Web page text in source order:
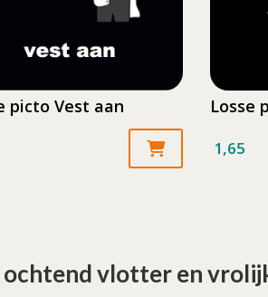
picto Vest aan Losse
1,65
ochtend vlotter en